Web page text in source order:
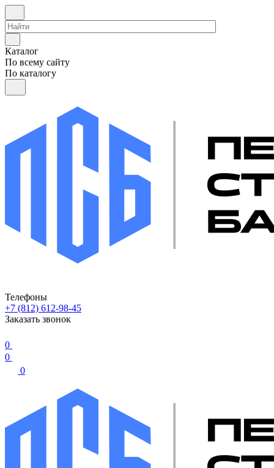
Каталог
По всему сайту
По каталогу
Телефоны
+7 (812) 612-98-45
Заказать звонок
0
0
0